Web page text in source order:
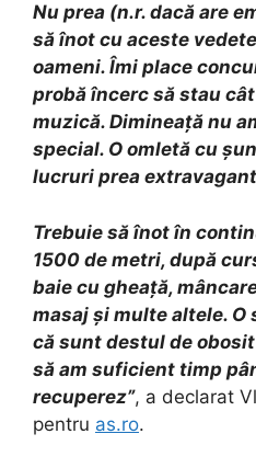
Nu prea (n.r. dacă are
să înot cu aceste
oameni. Îmi place
probă încerc să stau
muzică. Dimineaţă nu
special. O omletă cu
lucruri prea
Trebuie să înot în
1500 de metri, după
baie cu gheaţă,
masaj şi multe altele. O
că sunt destul de
să am suficient timp
recuperez”, a declarat
pentru as.ro.